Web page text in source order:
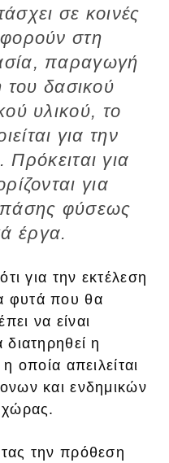
σε κοινές
στη
παραγωγή
του δασικού
υλικού, το
για την
για
για
φύσεως
έργα.
για την εκτέλεση
φυτά που θα
να είναι
η
οποία απειλείται
και ενδημικών
χώρας.
την πρόθεση